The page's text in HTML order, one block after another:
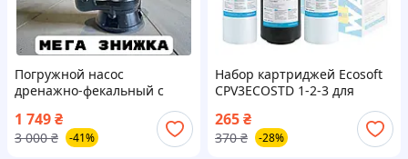
Погружной насос
дренажно-фекальный с
измельчителем Makita 2,5
кВт для грязной и чистой
воды Макита высота
1 749₴
3 000 ₴ -41%
Набор картриджей Ecosoft
CPV3ECOSTD 1-2-3 для
265₴
370 ₴ -28%